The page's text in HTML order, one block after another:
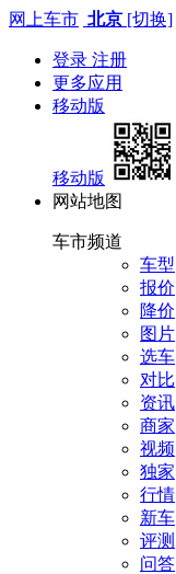
网上车市 北京 [切换]
登录 注册
更多应用
移动版
移动版
网站地图
车市频道
车型
报价
降价
图片
选车
对比
资讯
商家
视频
独家
行情
新车
评测
问答